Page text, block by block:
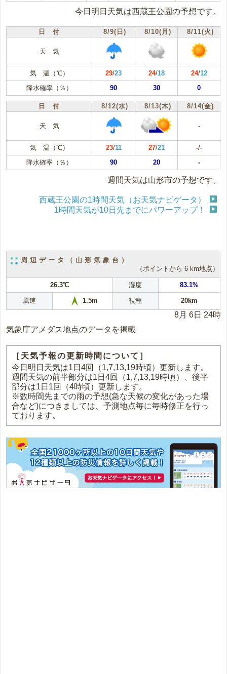
今日明日天気は西蔵王公園の予想です。
日 付 8/9(日) 8/10(月) 8/11(火)
天 気
気 温（℃） 29/23 24/18 24/12
降水確率（％）
90 30 0
日 付 8/12(水) 8/13(木) 8/14(金)
天 気 -
気 温（℃） 23/11 27/21 -/-
降水確率（％）
90 20 -
週間天気は山形市の予想です。
西蔵王公園の1時間天気（お天気ナビゲータ）
1時間天気が10日先までにパワーアップ！
周辺データ（山形気象台）
（ポイントから 6 km地点）
26.3℃ 湿度 83.1%
風速 1.5m 視程 20km
8月 6日 24時
気象庁アメダス地点のデータを掲載
［天気予報の更新時間について］
今日明日天気は1日4回（1,7,13,19時頃）更新します。
週間天気の前半部分は1日4回（1,7,13,19時頃）、後半
部分は1日1回（4時頃）更新します。
※数時間先までの雨の予想(急な天候の変化があった場
合など)につきましては、予測地点毎に毎時修正を行っ
ております。